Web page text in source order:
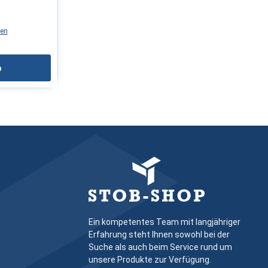
Griff
zur
/
Ein kompetentes Team mit langjähriger
Erfahrung steht Ihnen sowohl bei der
Suche als auch beim Service rund um
unsere Produkte zur Verfügung.